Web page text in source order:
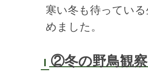
寒い冬も待ってい
めました。
②冬の野鳥観